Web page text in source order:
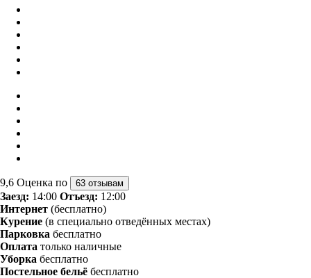
9,6 Оценка по 63 отзывам
Заезд: 14:00 Отъезд: 12:00
Интернет (бесплатно)
Курение (в специально отведённых местах)
Парковка бесплатно
Оплата только наличные
Уборка бесплатно
Постельное бельё бесплатно